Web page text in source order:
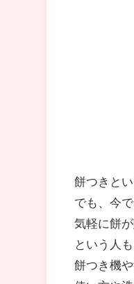
餅つきと
でも、今
気軽に餅
という人
餅つき機